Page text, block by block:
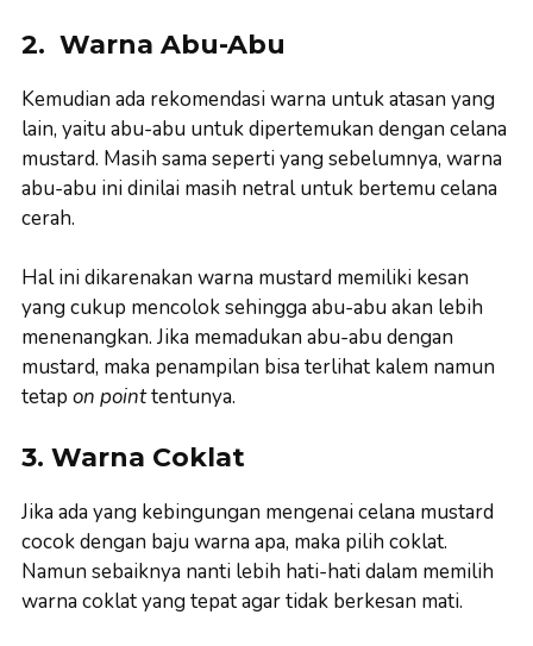
2. Warna Abu-Abu
Kemudian ada rekomendasi warna untuk atasan yang
lain, yaitu abu-abu untuk dipertemukan dengan celana
mustard. Masih sama seperti yang sebelumnya, warna
abu-abu ini dinilai masih netral untuk bertemu celana
cerah.
Hal ini dikarenakan warna mustard memiliki kesan
yang cukup mencolok sehingga abu-abu akan lebih
menenangkan. Jika memadukan abu-abu dengan
mustard, maka penampilan bisa terlihat kalem namun
tetap on pointtentunya.
3. Warna Coklat
Jika ada yang kebingungan mengenai celana mustard
cocok dengan baju warna apa, maka pilih coklat.
Namun sebaiknya nanti lebih hati-hati dalam memilih
warna coklat yang tepat agar tidak berkesan mati.